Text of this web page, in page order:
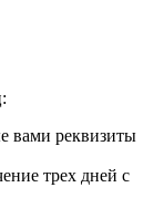
вами реквизиты
трех дней с